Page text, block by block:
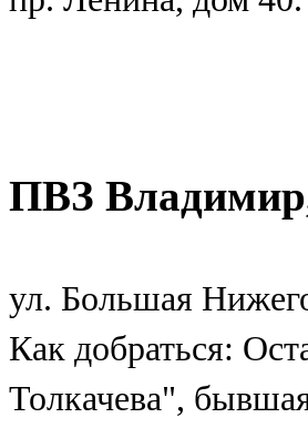
ПВЗ
ул. Большая
Как добраться:
Толкачева",